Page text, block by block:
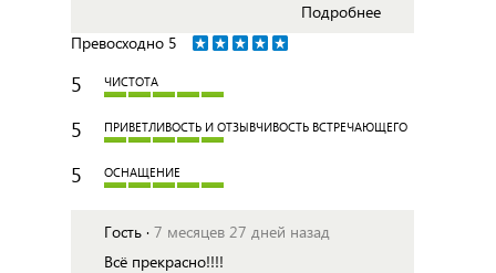
Подробнее
Превосходно 5
5 ЧИСТОТА
5 ПРИВЕТЛИВОСТЬ И ОТЗЫВЧИВОСТЬ ВСТРЕЧАЮЩЕГО
5 ОСНАЩЕНИЕ
Гость · 7 месяцев 27 дней назад
Всё прекрасно!!!!